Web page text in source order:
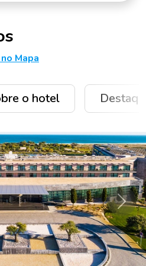
Mapa
o hotel